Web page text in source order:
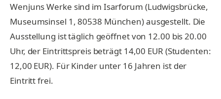
Wenjuns Werke sind im Isarforum (Ludwigsbrücke,
Museumsinsel 1, 80538 München) ausgestellt. Die
Ausstellung ist täglich geöffnet von 12.00 bis 20.00
Uhr, der Eintrittspreis beträgt 14,00 EUR (Studenten:
12,00 EUR). Für Kinder unter 16 Jahren ist der
Eintritt frei.